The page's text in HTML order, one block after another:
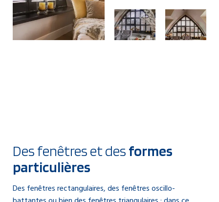
Des fenêtres et desformes
particulières
Des fenêtres rectangulaires, des fenêtres oscillo-